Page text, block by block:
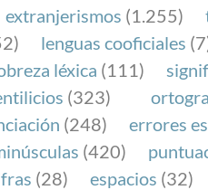
extranjerismos (1.255)
lenguas cooficiales
léxica (111)
(323)
(248)
errores
(420)
(28) espacios (32)